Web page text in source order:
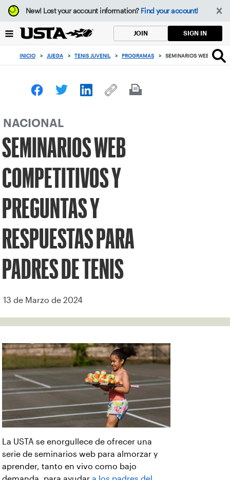
Enfoque
desde
botón
volver
principio
New!Lost your account information? Find your account!
JOIN SIGN IN
INICIO > JUEGA > TENIS JUVENIL > PROGRAMAS > SEMINARIOS WEB
NACIONAL
SEMINARIOS WEB
COMPETITIVOS Y
PREGUNTAS Y
RESPUESTAS PARA
PADRES DE TENIS
13 de Marzo de 2024
La USTA se enorgullece de ofrecer una
serie de seminarios web para almorzar y
aprender, tanto en vivo como bajo